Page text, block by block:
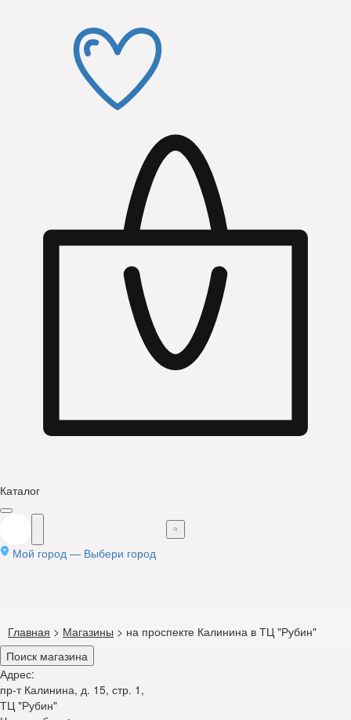
Каталог
Мой город — Выбери город
Главная > Магазины > на проспекте Калинина в ТЦ "Рубин"
Поиск магазина
Адрес:
пр-т Калинина, д. 15, стр. 1,
ТЦ "Рубин"